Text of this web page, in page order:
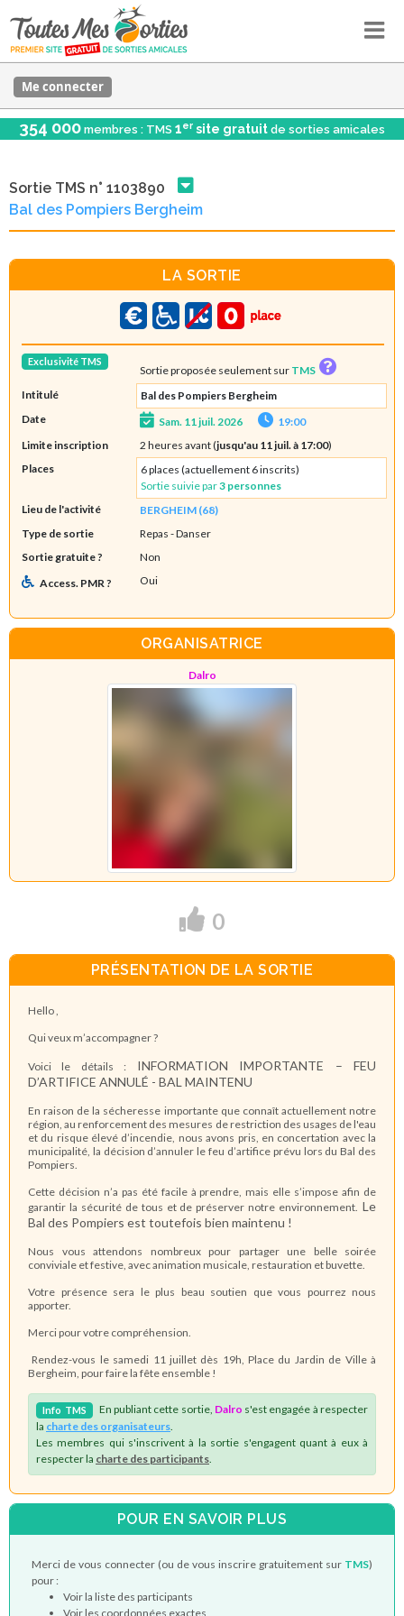
Me connecter
354 000 membres : TMS 1er site gratuit de sorties amicales
Sortie TMS n° 1103890
Bal des Pompiers Bergheim
LA SORTIE
Exclusivité TMS
Sortie proposée seulement sur TMS
Intitulé
Bal des Pompiers Bergheim
Date
Sam. 11 juil. 2026
19:00
Limite inscription
2 heures avant (jusqu'au 11 juil. à 17:00)
Places
6 places (actuellement 6 inscrits)
Sortie suivie par3 personnes
Lieu de l'activité
BERGHEIM (68)
Type de sortie
Repas - Danser
Sortie gratuite ?
Non
Access. PMR ?
Oui
ORGANISATRICE
Dalro
0
PRÉSENTATION DE LA SORTIE
Hello ,
Qui veux m’accompagner ?
Voici le détails :INFORMATION IMPORTANTE – FEU
D’ARTIFICE ANNULÉ - BAL MAINTENU
En raison de la sécheresse importante que connaît actuellement notre
région, au renforcement des mesures de restriction des usages de l'eau
et du risque élevé d’incendie, nous avons pris, en concertation avec la
municipalité, la décision d’annuler le feu d’artifice prévu lors du Bal des
Pompiers.
Cette décision n’a pas été facile à prendre, mais elle s’impose afin de
garantir la sécurité de tous et de préserver notre environnement. Le
Bal des Pompiers est toutefois bien maintenu !
Nous vous attendons nombreux pour partager une belle soirée
conviviale et festive, avec animation musicale, restauration et buvette.
Votre présence sera le plus beau soutien que vous pourrez nous
apporter.
Merci pour votre compréhension.
Rendez-vous le samedi 11 juillet dès 19h, Place du Jardin de Ville à
Bergheim, pour faire la fête ensemble !
Info TMS En publiant cette sortie, Dalro s'est engagée à respecter
la charte des organisateurs
Les membres qui s'inscrivent à la sortie s'engagent quant à eux à
respecter la charte des participants
POUR EN SAVOIR PLUS
Merci de vous connecter (ou de vous inscrire gratuitement sur TMS)
pour :
Voir la liste des participants
Voir les coordonnées exactes